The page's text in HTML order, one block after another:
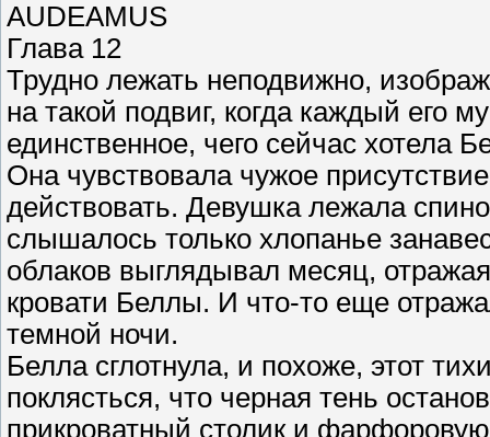
AUDEAMUS
Глава 12
Трудно лежать неподвижно,
на такой подвиг, когда каждый его
единственное, чего сейчас хотела
Она чувствовала чужое
действовать. Девушка лежала
слышалось только хлопанье
облаков выглядывал месяц,
кровати Беллы. И что-то еще
темной ночи.
Белла сглотнула, и похоже, этот
поклясться, что черная тень
прикроватный столик и